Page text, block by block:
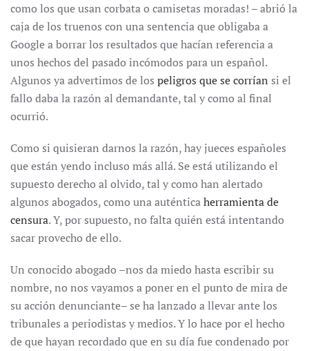
como los que usan corbata o camisetas moradas! – abrió la
caja de los truenos con una sentencia que obligaba a
Google a borrar los resultados que hacían referencia a
unos hechos del pasado incómodos para un español.
Algunos ya advertimos de los peligros que se corrían si el
fallo daba la razón al demandante, tal y como al final
ocurrió.
Como si quisieran darnos la razón, hay jueces españoles
que están yendo incluso más allá. Se está utilizando el
supuesto derecho al olvido, tal y como han alertado
algunos abogados, como una auténticaherramienta de
censura. Y, por supuesto, no falta quién está intentando
sacar provecho de ello.
Un conocido abogado –nos da miedo hasta escribir su
nombre, no nos vayamos a poner en el punto de mira de
su acción denunciante– se ha lanzado a llevar ante los
tribunales a periodistas y medios. Y lo hace por el hecho
de que hayan recordado que en su día fue condenado por